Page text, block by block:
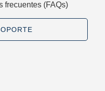
frecuentes (FAQs)